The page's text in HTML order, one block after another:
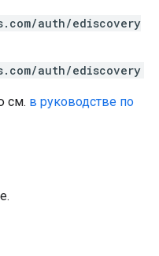
auth/ediscovery
auth/ediscovery
см. в руководстве по